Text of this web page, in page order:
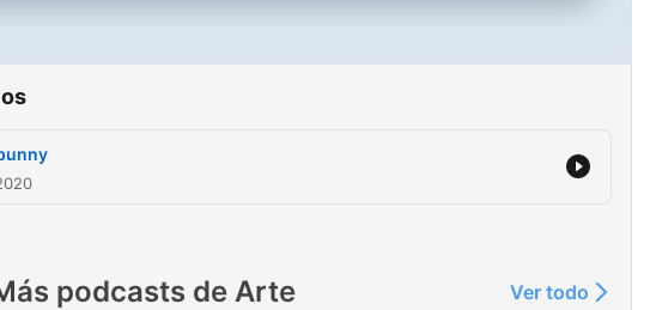
podcasts de Arte Ver todo